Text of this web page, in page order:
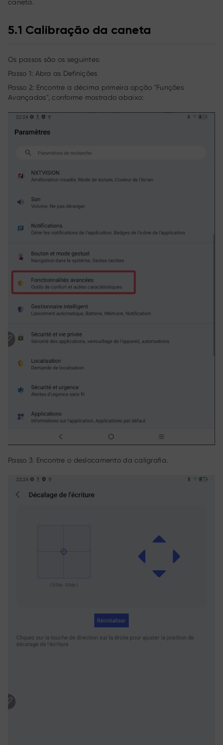
caneta.
5.1 Calibração da caneta
Os passos são os seguintes:
Passo 1: Abra as Definições
Passo 2: Encontre a décima primeira opção "Funções
Avançadas", conforme mostrado abaixo:
Passo 3: Encontre o deslocamento da caligrafia.